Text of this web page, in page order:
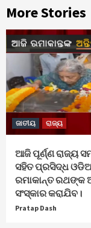
More Stories
ଜାତୀୟ ରାଜ୍ୟ
ଆଜି ପୂର୍ଣ୍ଣ ରାଜ୍ୟ
ସହିତ ପ୍ରସିଦ୍ଧ
ରମାକାନ୍ତ ରଥଙ୍କ
ସଂସ୍କାର କରାଯିବ।
Pratap Dash